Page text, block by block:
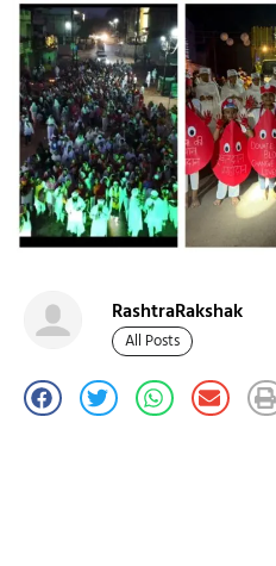
RashtraRakshak
All Posts